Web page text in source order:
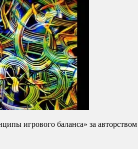
игрового баланса» за